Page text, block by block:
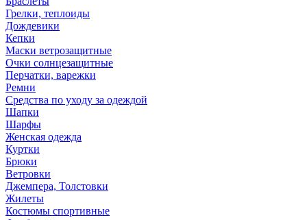
Грелки, теплоиды
Дождевики
Кепки
Маски ветрозащитные
Очки солнцезащитные
Перчатки, варежки
Ремни
Средства по уходу за одеждой
Шапки
Шарфы
Женская одежда
Куртки
Брюки
Ветровки
Джемпера, Толстовки
Жилеты
Костюмы спортивные